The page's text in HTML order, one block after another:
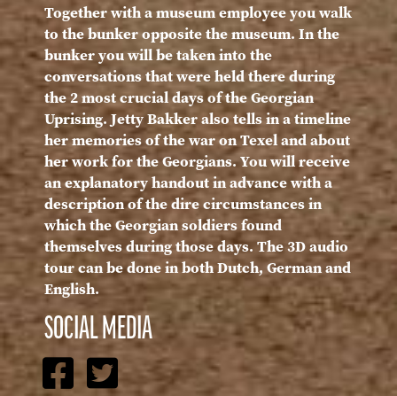
Together with a museum employee you walk
to the bunker opposite the museum. In the
bunker you will be taken into the
conversations that were held there during
the 2 most crucial days of the Georgian
Uprising. Jetty Bakker also tells in a timeline
her memories of the war on Texel and about
her work for the Georgians. You will receive
an explanatory handout in advance with a
description of the dire circumstances in
which the Georgian soldiers found
themselves during those days. The 3D audio
tour can be done in both Dutch, German and
English.
SOCIAL MEDIA